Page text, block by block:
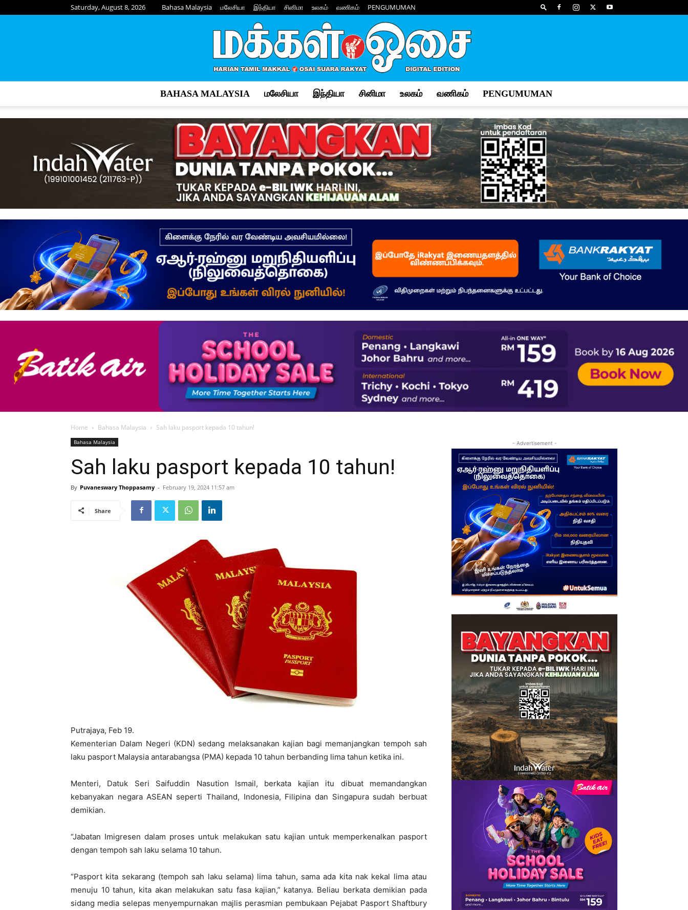
Saturday, August 8, 2026 Bahasa Malaysia மலேசியா இந்தியா சினிமா உலகம் வணிகம் PENGUMUMAN
Osai
–
மக்கள்
BAHASA MALAYSIA மலேசியா இந்தியா சினிமா உலகம் வணிகம் PENGUMUMAN
Home Bahasa Malaysia Sah laku pasport kepada 10 tahun!
Bahasa Malaysia
Sah laku pasport kepada 10 tahun!
By Puvaneswary Thoppasamy - February 19, 2024 11:57 am
Share
Putrajaya, Feb 19.
Kementerian Dalam Negeri (KDN) sedang melaksanakan kajian bagi memanjangkan tempoh sah
laku pasport Malaysia antarabangsa (PMA) kepada 10 tahun berbanding lima tahun ketika ini.
Menteri, Datuk Seri Saifuddin Nasution Ismail, berkata kajian itu dibuat memandangkan
kebanyakan negara ASEAN seperti Thailand, Indonesia, Filipina dan Singapura sudah berbuat
demikian.
“Jabatan Imigresen dalam proses untuk melakukan satu kajian untuk memperkenalkan pasport
dengan tempoh sah laku selama 10 tahun.
“Pasport kita sekarang (tempoh sah laku selama) lima tahun, sama ada kita nak kekal lima atau
menuju 10 tahun, kita akan melakukan satu fasa kajian,” katanya. Beliau berkata demikian pada
sidang media selepas menyempurnakan majlis perasmian pembukaan Pejabat Pasport Shaftbury
- Advertisement -